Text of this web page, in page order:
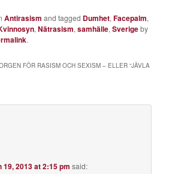
Antirasism and tagged Dumhet,Facepalm,
,Nätrasism,samhälle,Sverigeby
.
FÖR RASISM OCH SEXISM – ELLER “JÄVLA
19, 2013 at 2:15 pm said: